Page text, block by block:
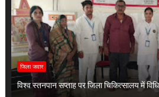
जिला जवार
विश्व स्तनपान सप्ताह पर जिला चिकित्सालय में